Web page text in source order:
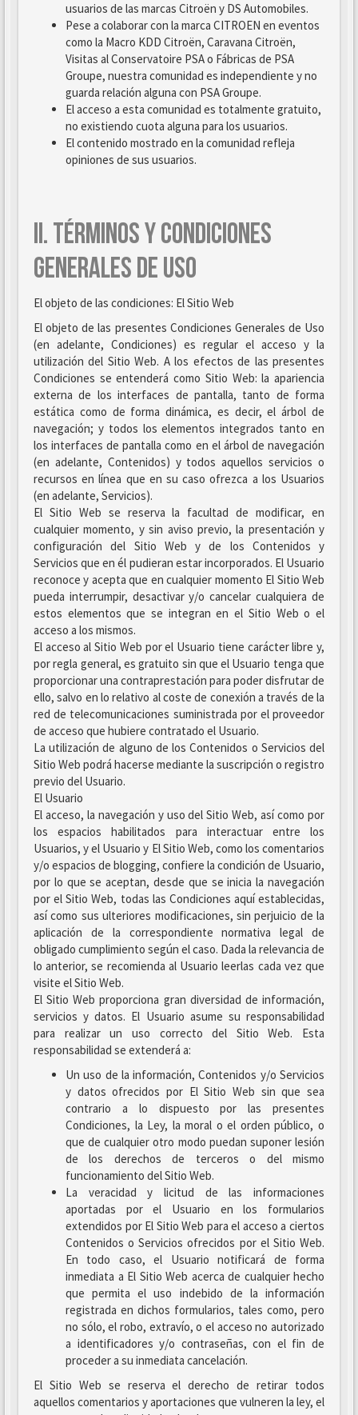
usuarios de las marcas Citroën y DS Automobiles.
Pese a colaborar con la marca CITROEN en eventos
como la Macro KDD Citroën, Caravana Citroën,
Visitas al Conservatoire PSA o Fábricas de PSA
Groupe, nuestra comunidad es independiente y no
guarda relación alguna con PSA Groupe.
El acceso a esta comunidad es totalmente gratuito,
no existiendo cuota alguna para los usuarios.
El contenido mostrado en la comunidad refleja
opiniones de sus usuarios.
II. TÉRMINOS Y CONDICIONES
GENERALES DE USO
El objeto de las condiciones: El Sitio Web
El objeto de las presentes Condiciones Generales de Uso
(en adelante, Condiciones) es regular el acceso y la
utilización del Sitio Web. A los efectos de las presentes
Condiciones se entenderá como Sitio Web: la apariencia
externa de los interfaces de pantalla, tanto de forma
estática como de forma dinámica, es decir, el árbol de
navegación; y todos los elementos integrados tanto en
los interfaces de pantalla como en el árbol de navegación
(en adelante, Contenidos) y todos aquellos servicios o
recursos en línea que en su caso ofrezca a los Usuarios
(en adelante, Servicios).
El Sitio Web se reserva la facultad de modificar, en
cualquier momento, y sin aviso previo, la presentación y
configuración del Sitio Web y de los Contenidos y
Servicios que en él pudieran estar incorporados. El Usuario
reconoce y acepta que en cualquier momento El Sitio Web
pueda interrumpir, desactivar y/o cancelar cualquiera de
estos elementos que se integran en el Sitio Web o el
acceso a los mismos.
El acceso al Sitio Web por el Usuario tiene carácter libre y,
por regla general, es gratuito sin que el Usuario tenga que
proporcionar una contraprestación para poder disfrutar de
ello, salvo en lo relativo al coste de conexión a través de la
red de telecomunicaciones suministrada por el proveedor
de acceso que hubiere contratado el Usuario.
La utilización de alguno de los Contenidos o Servicios del
Sitio Web podrá hacerse mediante la suscripción o registro
previo del Usuario.
El Usuario
El acceso, la navegación y uso del Sitio Web, así como por
los espacios habilitados para interactuar entre los
Usuarios, y el Usuario y El Sitio Web, como los comentarios
y/o espacios de blogging, confiere la condición de Usuario,
por lo que se aceptan, desde que se inicia la navegación
por el Sitio Web, todas las Condiciones aquí establecidas,
así como sus ulteriores modificaciones, sin perjuicio de la
aplicación de la correspondiente normativa legal de
obligado cumplimiento según el caso. Dada la relevancia de
lo anterior, se recomienda al Usuario leerlas cada vez que
visite el Sitio Web.
El Sitio Web proporciona gran diversidad de información,
servicios y datos. El Usuario asume su responsabilidad
para realizar un uso correcto del Sitio Web. Esta
responsabilidad se extenderá a:
Un uso de la información, Contenidos y/o Servicios
y datos ofrecidos por El Sitio Web sin que sea
contrario a lo dispuesto por las presentes
Condiciones, la Ley, la moral o el orden público, o
que de cualquier otro modo puedan suponer lesión
de los derechos de terceros o del mismo
funcionamiento del Sitio Web.
La veracidad y licitud de las informaciones
aportadas por el Usuario en los formularios
extendidos por El Sitio Web para el acceso a ciertos
Contenidos o Servicios ofrecidos por el Sitio Web.
En todo caso, el Usuario notificará de forma
inmediata a El Sitio Web acerca de cualquier hecho
que permita el uso indebido de la información
registrada en dichos formularios, tales como, pero
no sólo, el robo, extravío, o el acceso no autorizado
a identificadores y/o contraseñas, con el fin de
proceder a su inmediata cancelación.
El Sitio Web se reserva el derecho de retirar todos
aquellos comentarios y aportaciones que vulneren la ley, el